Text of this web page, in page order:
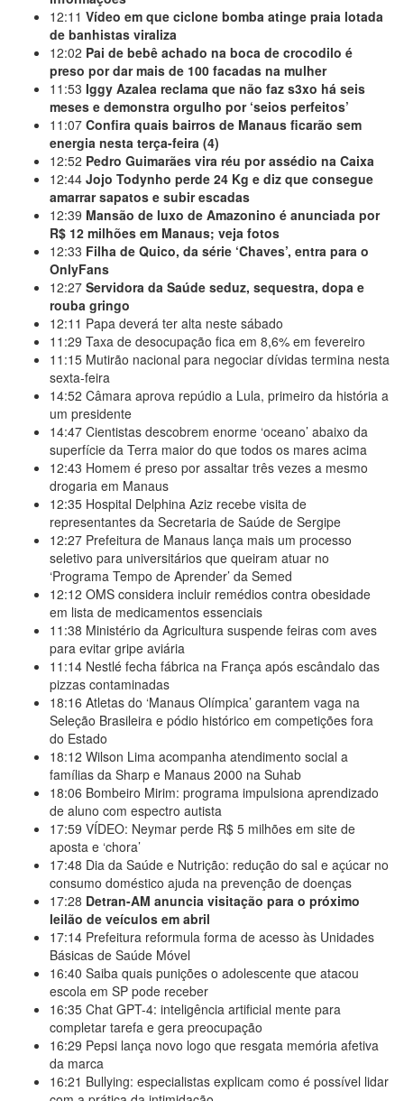
12:11 Vídeo em que ciclone bomba atinge praia lotada
de banhistas viraliza
12:02 Pai de bebê achado na boca de crocodilo é
preso por dar mais de 100 facadas na mulher
11:53 Iggy Azalea reclama que não faz s3xo há seis
meses e demonstra orgulho por ‘seios perfeitos’
11:07 Confira quais bairros de Manaus ficarão sem
energia nesta terça-feira (4)
12:52 Pedro Guimarães vira réu por assédio na Caixa
12:44 Jojo Todynho perde 24 Kg e diz que consegue
amarrar sapatos e subir escadas
12:39 Mansão de luxo de Amazonino é anunciada por
R$ 12 milhões em Manaus; veja fotos
12:33 Filha de Quico, da série ‘Chaves’, entra para o
OnlyFans
12:27 Servidora da Saúde seduz, sequestra, dopa e
rouba gringo
12:11 Papa deverá ter alta neste sábado
11:29 Taxa de desocupação fica em 8,6% em fevereiro
11:15 Mutirão nacional para negociar dívidas termina nesta
sexta-feira
14:52 Câmara aprova repúdio a Lula, primeiro da história a
um presidente
14:47 Cientistas descobrem enorme ‘oceano’ abaixo da
superfície da Terra maior do que todos os mares acima
12:43 Homem é preso por assaltar três vezes a mesmo
drogaria em Manaus
12:35 Hospital Delphina Aziz recebe visita de
representantes da Secretaria de Saúde de Sergipe
12:27 Prefeitura de Manaus lança mais um processo
seletivo para universitários que queiram atuar no
‘Programa Tempo de Aprender’ da Semed
12:12 OMS considera incluir remédios contra obesidade
em lista de medicamentos essenciais
11:38 Ministério da Agricultura suspende feiras com aves
para evitar gripe aviária
11:14 Nestlé fecha fábrica na França após escândalo das
pizzas contaminadas
18:16 Atletas do ‘Manaus Olímpica’ garantem vaga na
Seleção Brasileira e pódio histórico em competições fora
do Estado
18:12 Wilson Lima acompanha atendimento social a
famílias da Sharp e Manaus 2000 na Suhab
18:06 Bombeiro Mirim: programa impulsiona aprendizado
de aluno com espectro autista
17:59 VÍDEO: Neymar perde R$ 5 milhões em site de
aposta e ‘chora’
17:48 Dia da Saúde e Nutrição: redução do sal e açúcar no
consumo doméstico ajuda na prevenção de doenças
17:28 Detran-AM anuncia visitação para o próximo
leilão de veículos em abril
17:14 Prefeitura reformula forma de acesso às Unidades
Básicas de Saúde Móvel
16:40 Saiba quais punições o adolescente que atacou
escola em SP pode receber
16:35 Chat GPT-4: inteligência artificial mente para
completar tarefa e gera preocupação
16:29 Pepsi lança novo logo que resgata memória afetiva
da marca
16:21 Bullying: especialistas explicam como é possível lidar